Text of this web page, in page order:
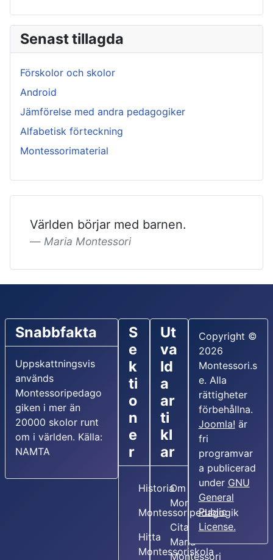
Senast tillagda
Förskolor och skolor
Android
Jämförelse med andra pedagogiker
Alfabetisk förteckning
Montessorimaterial
Världen börjar med barnen.
Maria Montessori
Snabbfakta
Uppskattningsvis
används
Montessoripedago
giken i mer än
20000 skolor runt
om i världen. Källa:
NAMTA
S
e
k
ti
o
n
e
r
Historia
Montessoripedagogik
Hitta
Montessoriskola
Ut
va
ld
a
ar
ti
kl
ar
Om Maria
Montessori
Citat av
Maria
Montessori
Copyright ©
2026
Montessori.s
e. Alla
rättigheter
förbehållna.
Joomla! är
fri
programvar
a publicerad
under GNU
General
Public
License.